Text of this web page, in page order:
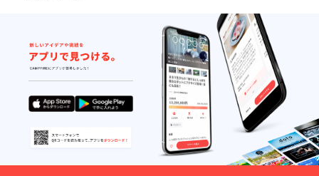
いう自
己ア
ピール
につな
げるも
のです
KINK
BMX、
SUBRO
SA など
BRCラ
イダー
襲名権
はSNS
などの
スポン
サー
欄、プ
ロ
フィー